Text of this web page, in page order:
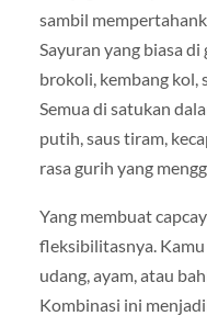
sambil
Sayuran yang biasa
brokoli, kembang kol,
Semua di satukan
putih, saus tiram,
rasa gurih yang
Yang membuat
fleksibilitasnya. Kamu
udang, ayam, atau
Kombinasi ini